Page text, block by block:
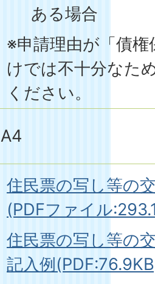
ある場合
※申請理由が「債
けでは不十分なた
ください。
A4
住民票の写し等の
(PDFファイル
住民票の写し等の
記入例